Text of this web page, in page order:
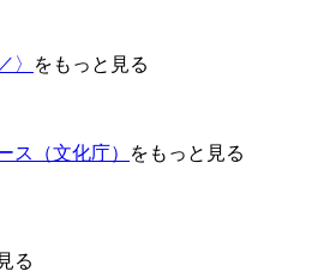
〉 をもっと見る
ス（文化庁） をもっと見る
る